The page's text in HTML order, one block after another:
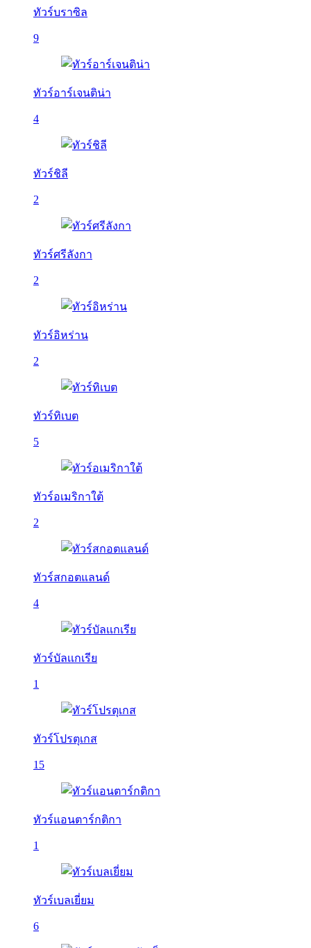
ทัวร์บราซิล
9
ทัวร์อาร์เจนติน่า
4
ทัวร์ชิลี
2
ทัวร์ศรีลังกา
2
ทัวร์อิหร่าน
2
ทัวร์ทิเบต
5
ทัวร์อเมริกาใต้
2
ทัวร์สกอตแลนด์
4
ทัวร์บัลเเกเรีย
1
ทัวร์โปรตุเกส
15
ทัวร์แอนตาร์กติกา
1
ทัวร์เบลเยี่ยม
6